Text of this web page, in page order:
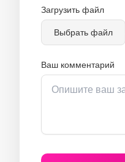
Загрузить файл
Выбрать файл
Ваш комментарий